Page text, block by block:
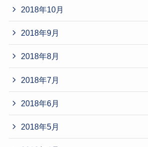
2018年10月
2018年9月
2018年8月
2018年7月
2018年6月
2018年5月